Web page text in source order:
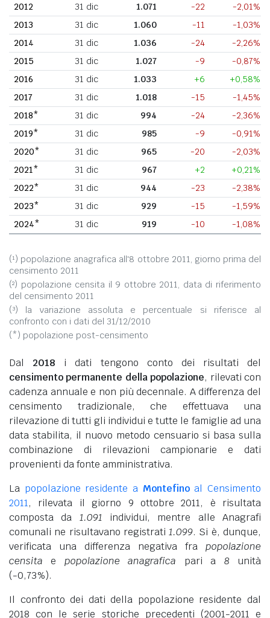
2012
31 dic 1.071 -22
-2,01%
2013
31 dic 1.060 -11
-1,03%
2014
31 dic 1.036 -24
-2,26%
2015
31 dic 1.027 -9
-0,87%
2016
31 dic 1.033 +6
+0,58%
2017
31 dic 1.018 -15
-1,45%
2018*
31 dic 994 -24
-2,36%
2019*
31 dic 985 -9
-0,91%
2020*
31 dic 965 -20
-2,03%
2021*
31 dic 967 +2
+0,21%
2022*
31 dic 944 -23
-2,38%
2023*
31 dic 929 -15
-1,59%
2024*
31 dic 919 -10 -1,08%
(¹) popolazione anagrafica all'8 ottobre 2011, giorno prima del
censimento 2011
(²) popolazione censita il 9 ottobre 2011, data di riferimento
del censimento 2011
(³) la variazione assoluta e percentuale si riferisce al
confronto con i dati del 31/12/2010
(*) popolazione post-censimento
Dal 2018 i dati tengono conto dei risultati del
censimento permanente della popolazione, rilevati con
cadenza annuale e non più decennale. A differenza del
censimento tradizionale, che effettuava una
rilevazione di tutti gli individui e tutte le famiglie ad una
data stabilita, il nuovo metodo censuario si basa sulla
combinazione di rilevazioni campionarie e dati
provenienti da fonte amministrativa.
La popolazione residente a Montefinoal Censimento
2011, rilevata il giorno 9 ottobre 2011, è risultata
composta da 1.091 individui, mentre alle Anagrafi
comunali ne risultavano registrati1.099. Si è, dunque,
verificata una differenza negativa fra popolazione
censita e popolazione anagrafica pari a 8 unità
(-0,73%).
Il confronto dei dati della popolazione residente dal
2018 con le serie storiche precedenti (2001-2011 e